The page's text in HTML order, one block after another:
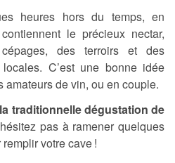
heures hors du temps, en
le précieux nectar,
des terroirs et des
C’est une bonne idée
amateurs de vin, ou en couple.
la traditionnelle dégustation de
pas à ramener quelques
votre cave !